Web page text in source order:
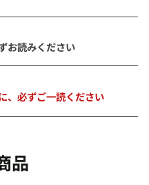
読みください
、必ずご一読ください
品